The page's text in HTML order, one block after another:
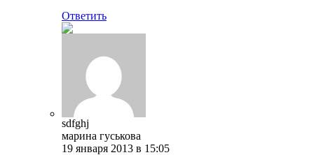
Ответить
sdfghj
марина гуськова
19 января 2013 в 15:05